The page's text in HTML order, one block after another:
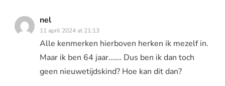
nel
11 april 2024 at 21:13
Alle kenmerken hierboven herken ik mezelf in.
Maar ik ben 64 jaar……. Dus ben ik dan toch
geen nieuwetijdskind? Hoe kan dit dan?